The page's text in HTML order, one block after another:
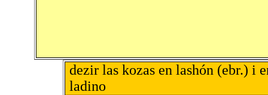
dezir las kozas en lashón (ebr.) i
ladino